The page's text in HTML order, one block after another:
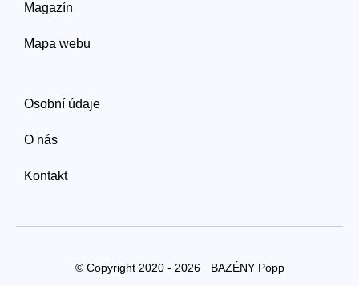
Magazín
Mapa webu
Osobní údaje
O nás
Kontakt
© Copyright 2020 - 2026 BAZÉNY Popp